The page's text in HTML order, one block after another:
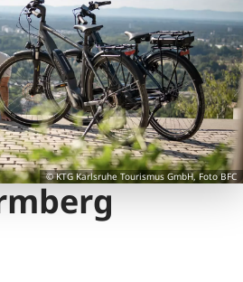
© KTG Karlsruhe Tourismus GmbH, Foto BFC